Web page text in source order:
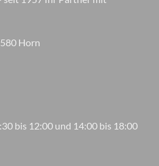
Horn
bis 12:00 und 14:00 bis 18:00